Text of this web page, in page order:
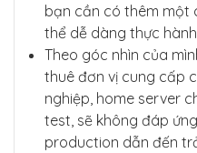
bạn cần có thêm một
thể dễ dàng thực
Theo góc nhìn của
thuê đơn vị cung cấp
nghiệp, home server
test, sẽ không đáp
production dẫn đến